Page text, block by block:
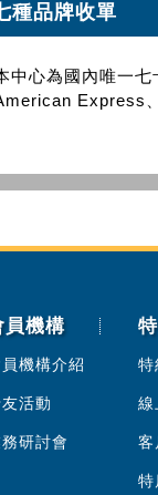
種品牌收單
中心為國內唯一
Express
員機構
機構介紹
活動
研討會
特
線
客
特